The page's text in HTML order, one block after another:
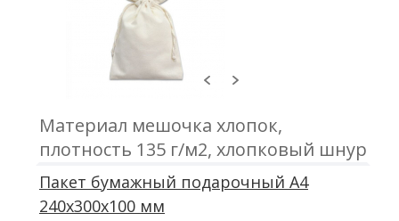
Материал мешочка хлопок,
плотность 135 г/м2, хлопковый шнур
3 мм, печать трафаретом
Пакет бумажный подарочный А4
240х300х100 мм